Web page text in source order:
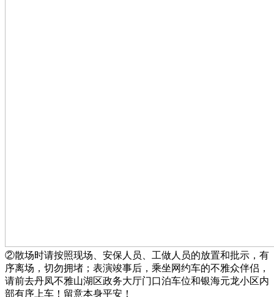
②散场时请按照现场、安保人员、工做人员的放置和批示，有
序离场，切勿拥堵；表演竣事后，乘坐网约车的不雅众伴侣，
请前去丹凤不雅山湖区政务大厅门口泊车位和银海元龙小区内
部有序上车！留意本身平安！